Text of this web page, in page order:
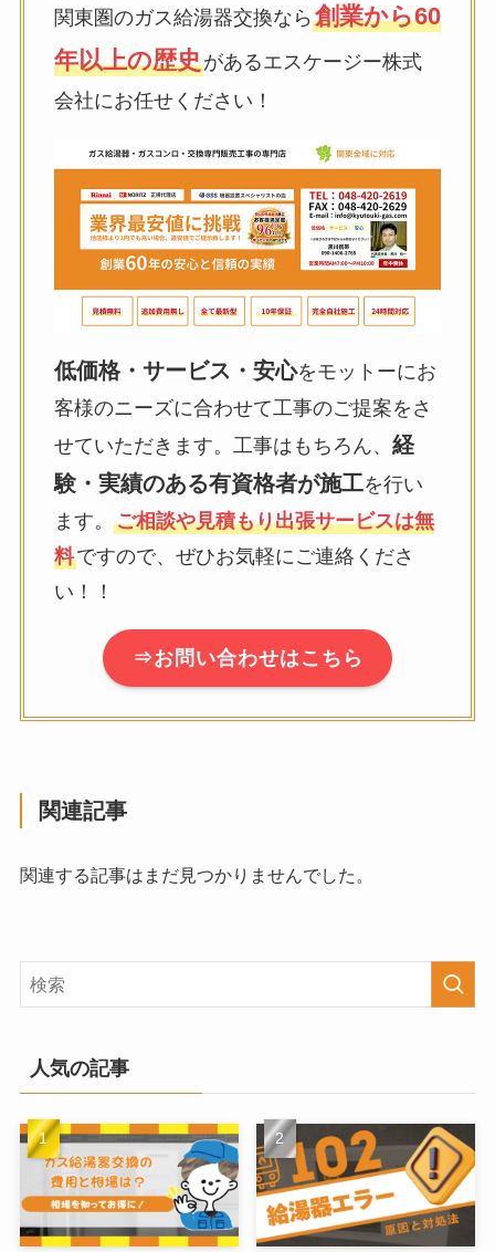
関東圏のガス給湯器交換なら 創業から60
年以上の歴史があるエスケージー株式
会社にお任せください！
低価格・サービス・安心をモットーにお
客様のニーズに合わせて工事のご提案をさ
せていただきます。工事はもちろん、 経
験・実績のある有資格者が施工を行い
ます。 ご相談や見積もり出張サービスは無
料ですので、ぜひお気軽にご連絡くださ
い！！
⇒お問い合わせはこちら
関連記事
関連する記事はまだ見つかりませんでした。
人気の記事